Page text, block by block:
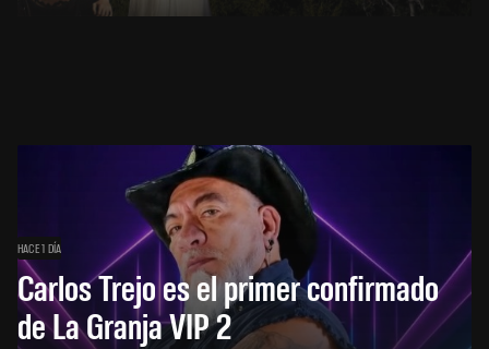
HACE 1 DÍA
Carlos Trejo es el primer confirmado
de La Granja VIP 2